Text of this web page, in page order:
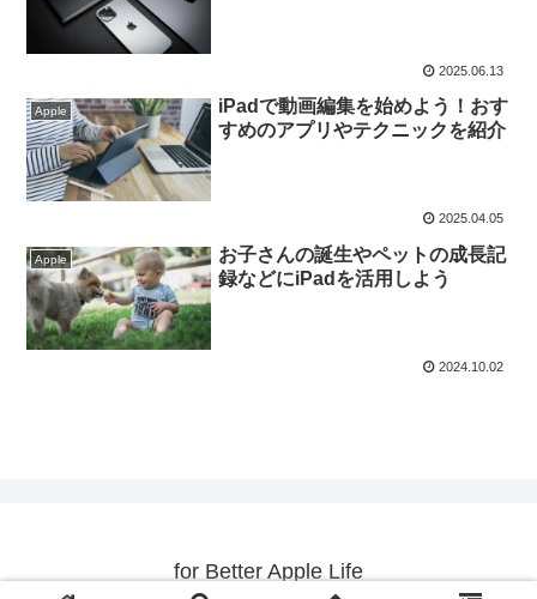
2025.06.13
Apple
iPadで動画編集を始めよう！おす
すめのアプリやテクニックを紹介
2025.04.05
Apple
お子さんの誕生やペットの成長記
録などにiPadを活用しよう
2024.10.02
for Better Apple Life